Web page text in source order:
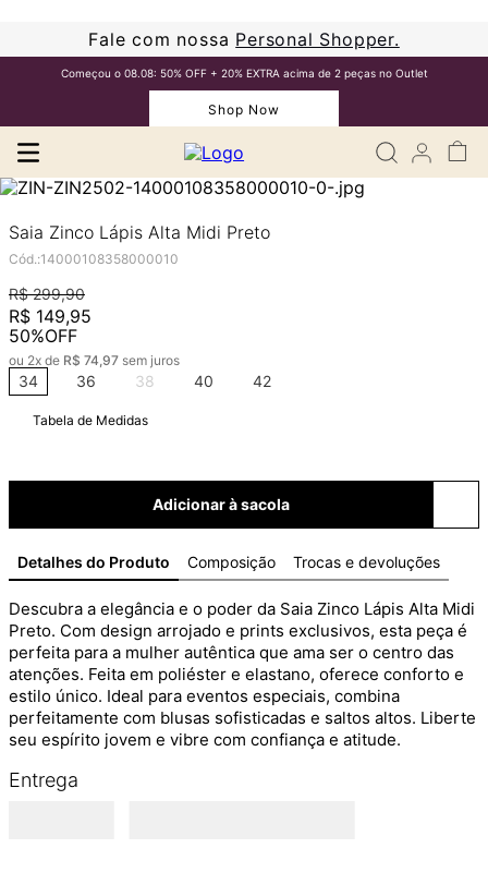
Fale com nossa Personal Shopper.
Começou o 08.08: 50% OFF + 20% EXTRA acima de 2 peças no Outlet
Shop Now
Saia Zinco Lápis Alta Midi Preto
Cód.:14000108358000010
R$ 299,90
R$ 149,95
50%OFF
ou 2x de R$ 74,97 sem juros
34 36 38 40 42
Tabela de Medidas
Adicionar à sacola
Detalhes do Produto Composição Trocas e devoluções
Descubra a elegância e o poder da Saia Zinco Lápis Alta Midi
Preto. Com design arrojado e prints exclusivos, esta peça é
perfeita para a mulher autêntica que ama ser o centro das
atenções. Feita em poliéster e elastano, oferece conforto e
estilo único. Ideal para eventos especiais, combina
perfeitamente com blusas sofisticadas e saltos altos. Liberte
seu espírito jovem e vibre com confiança e atitude.
Entrega